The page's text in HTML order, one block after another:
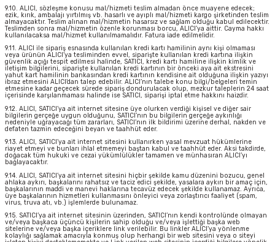
9.10. ALICI, sözleşme konusu mal/hizmeti teslim almadan önce muayene edecek;
ezik, kırık, ambalajı yırtılmış vb. hasarlı ve ayıplı mal/hizmeti kargo şirketinden teslim
almayacaktır. Teslim alınan mal/hizmetin hasarsız ve sağlam olduğu kabul edilecektir.
Teslimden sonra mal/hizmetin özenle korunması borcu, ALICI’ya aittir. Cayma hakkı
kullanılacaksa mal/hizmet kullanılmamalıdır. Fatura iade edilmelidir.
9.11. ALICI ile sipariş esnasında kullanılan kredi kartı hamilinin aynı kişi olmaması
veya ürünün ALICI’ya tesliminden evvel, siparişte kullanılan kredi kartına ilişkin
güvenlik açığı tespit edilmesi halinde, SATICI, kredi kartı hamiline ilişkin kimlik ve
iletişim bilgilerini, siparişte kullanılan kredi kartının bir önceki aya ait ekstresini
yahut kart hamilinin bankasından kredi kartının kendisine ait olduğuna ilişkin yazıyı
ibraz etmesini ALICI’dan talep edebilir. ALICI’nın talebe konu bilgi/belgeleri temin
etmesine kadar geçecek sürede sipariş dondurulacak olup, mezkur taleplerin 24 saat
içerisinde karşılanmaması halinde ise SATICI, siparişi iptal etme hakkını haizdir.
9.12. ALICI, SATICI’ya ait internet sitesine üye olurken verdiği kişisel ve diğer sair
bilgilerin gerçeğe uygun olduğunu, SATICI’nın bu bilgilerin gerçeğe aykırılığı
nedeniyle uğrayacağı tüm zararları, SATICI’nın ilk bildirimi üzerine derhal, nakden ve
defaten tazmin edeceğini beyan ve taahhüt eder.
9.13. ALICI, SATICI’ya ait internet sitesini kullanırken yasal mevzuat hükümlerine
riayet etmeyi ve bunları ihlal etmemeyi baştan kabul ve taahhüt eder. Aksi takdirde,
doğacak tüm hukuki ve cezai yükümlülükler tamamen ve münhasıran ALICI’yı
bağlayacaktır.
9.14. ALICI, SATICI’ya ait internet sitesini hiçbir şekilde kamu düzenini bozucu, genel
ahlaka aykırı, başkalarını rahatsız ve taciz edici şekilde, yasalara aykırı bir amaç için,
başkalarının maddi ve manevi haklarına tecavüz edecek şekilde kullanamaz. Ayrıca,
üye başkalarının hizmetleri kullanmasını önleyici veya zorlaştırıcı faaliyet (spam,
virus, truva atı, vb.) işlemlerde bulunamaz.
9.15. SATICI’ya ait internet sitesinin üzerinden, SATICI’nın kendi kontrolünde olmayan
ve/veya başkaca üçüncü kişilerin sahip olduğu ve/veya işlettiği başka web
sitelerine ve/veya başka içeriklere link verilebilir. Bu linkler ALICI’ya yönlenme
kolaylığı sağlamak amacıyla konmuş olup herhangi bir web sitesini veya o siteyi